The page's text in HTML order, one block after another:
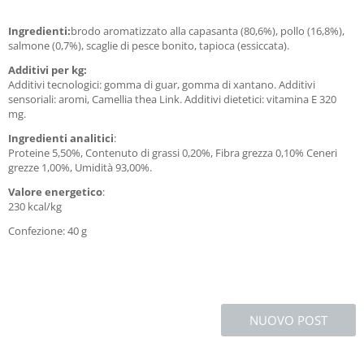
Ingredienti:brodo aromatizzato alla capasanta (80,6%), pollo (16,8%),
salmone (0,7%), scaglie di pesce bonito, tapioca (essiccata).
Additivi per kg:
Additivi tecnologici: gomma di guar, gomma di xantano. Additivi
sensoriali: aromi, Camellia thea Link. Additivi dietetici: vitamina E 320
mg.
Ingredienti analitici:
Proteine 5,50%, Contenuto di grassi 0,20%, Fibra grezza 0,10% Ceneri
grezze 1,00%, Umidità 93,00%.
Valore energetico:
230 kcal/kg
Confezione: 40 g
NUOVO POST